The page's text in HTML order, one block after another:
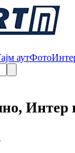
аутФото